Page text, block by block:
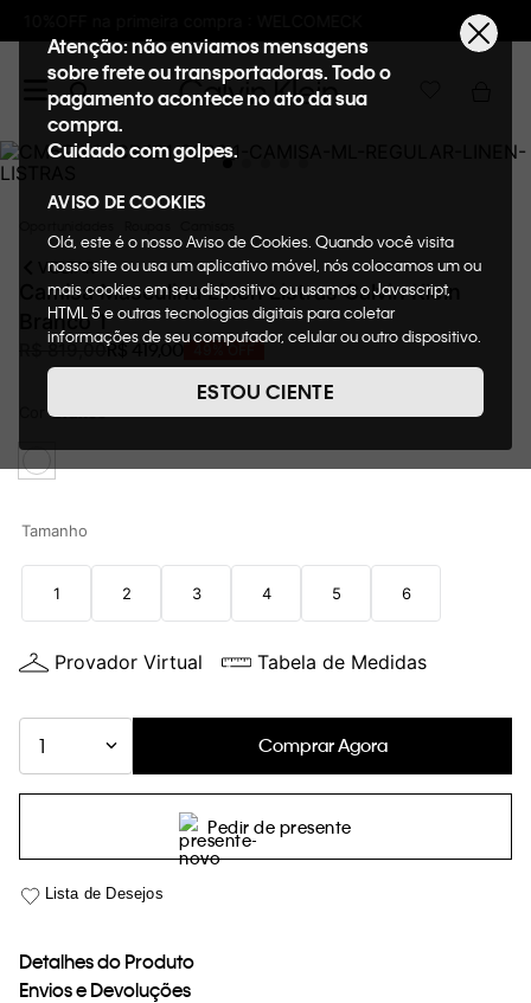
Frete GRÁTIS nas compras acima de
Atenção: não enviamos mensagens
sobre frete ou transportadoras. Todo o
pagamento acontece no ato da sua
compra.
Cuidado com golpes.
AVISO DE COOKIES
Olá, este é o nosso Aviso de Cookies. Quando você visita
nosso site ou usa um aplicativo móvel, nós colocamos um ou
mais cookies em seu dispositivo ou usamos o Javascript,
HTML 5 e outras tecnologias digitais para coletar
informações de seu computador, celular ou outro dispositivo.
de cookies, informaremos quais cookies usaremos e quais
suas funções. A forma como processamos os dados
nosso Aviso de Privacidade. Quando você visita nosso site,
consideraremos isso como sua solicitação específica para
entre outros, a capacidade de comprar um item em nossa
Cookies acesse o link.
ESTOU CIENTE
VOLTAR
Camisa Masculina Linen Listras Calvin Klein
Branco 1
819,00R$ 419, 00 OFF
CorBranco
Tamanho
1 2 3 4 5 6
Provador Virtual Tabela de Medidas
1 Comprar Agora
Pedir de presente
Detalhes do Produto
Envios e Devoluções